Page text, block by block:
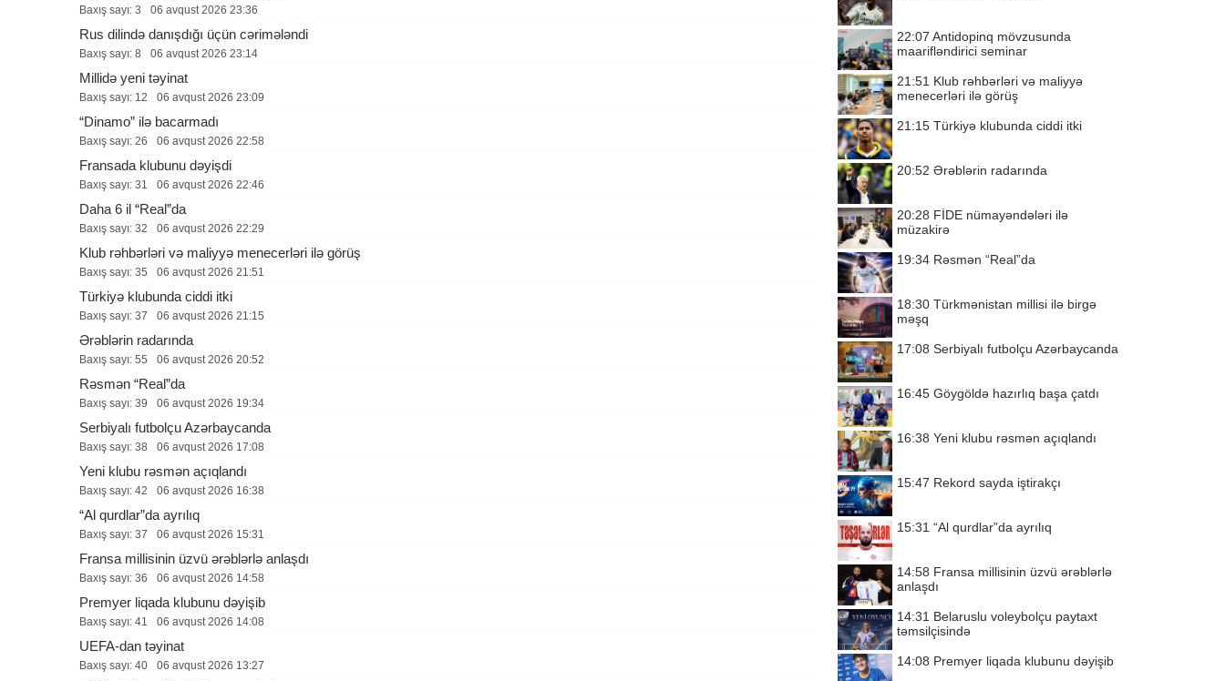
Baxış sayı: 3 06 avqust 2026 23:36
Rus dilində danışdığı üçün cərimələndi
Baxış sayı: 8 06 avqust 2026 23:14
Millidə yeni təyinat
Baxış sayı: 12 06 avqust 2026 23:09
“Dinamo” ilə bacarmadı
Baxış sayı: 26 06 avqust 2026 22:58
Fransada klubunu dəyişdi
Baxış sayı: 31 06 avqust 2026 22:46
Daha 6 il “Real”da
Baxış sayı: 32 06 avqust 2026 22:29
Klub rəhbərləri və maliyyə menecerləri ilə görüş
Baxış sayı: 35 06 avqust 2026 21:51
Türkiyə klubunda ciddi itki
Baxış sayı: 37 06 avqust 2026 21:15
Ərəblərin radarında
Baxış sayı: 55 06 avqust 2026 20:52
Rəsmən “Real”da
Baxış sayı: 39 06 avqust 2026 19:34
Serbiyalı futbolçu Azərbaycanda
Baxış sayı: 38 06 avqust 2026 17:08
Yeni klubu rəsmən açıqlandı
Baxış sayı: 42 06 avqust 2026 16:38
“Al qurdlar”da ayrılıq
Baxış sayı: 37 06 avqust 2026 15:31
Fransa millisinin üzvü ərəblərlə anlaşdı
Baxış sayı: 36 06 avqust 2026 14:58
Premyer liqada klubunu dəyişib
Baxış sayı: 41 06 avqust 2026 14:08
UEFA-dan təyinat
Baxış sayı: 40 06 avqust 2026 13:27
22:07 Antidopinq mövzusunda
maarifləndirici seminar
21:51 Klub rəhbərləri və maliyyə
menecerləri ilə görüş
21:15 Türkiyə klubunda ciddi itki
20:52 Ərəblərin radarında
20:28 FİDE nümayəndələri ilə
müzakirə
19:34 Rəsmən “Real”da
18:30 Türkmənistan millisi ilə birgə
məşq
17:08 Serbiyalı futbolçu Azərbaycanda
16:45 Göygöldə hazırlıq başa çatdı
16:38 Yeni klubu rəsmən açıqlandı
15:47 Rekord sayda iştirakçı
15:31 “Al qurdlar”da ayrılıq
14:58 Fransa millisinin üzvü ərəblərlə
anlaşdı
14:31 Belaruslu voleybolçu paytaxt
təmsilçisində
14:08 Premyer liqada klubunu dəyişib